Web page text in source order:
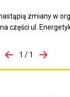
zmiany w
części ul.
1 / 1